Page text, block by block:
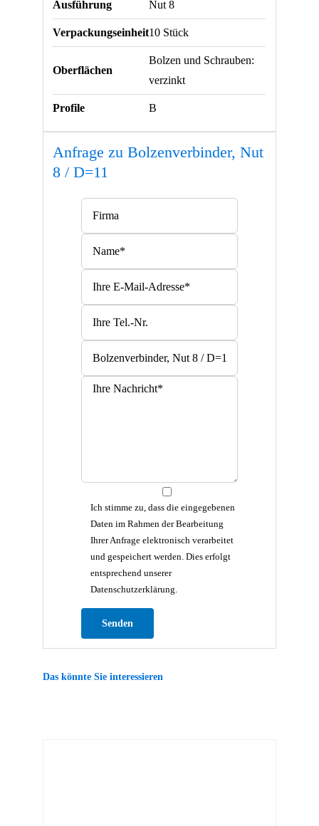
Ausführung Nut 8
Verpackungseinheit10 Stück
Oberflächen
Bolzen und Schrauben:
verzinkt
Profile B
Anfrage zu Bolzenverbinder, Nut
8 / D=11
Ich stimme zu, dass die eingegebenen
Daten im Rahmen der Bearbeitung
Ihrer Anfrage elektronisch verarbeitet
und gespeichert werden. Dies erfolgt
entsprechend unserer
Datenschutzerklärung.
Das könnte Sie interessieren